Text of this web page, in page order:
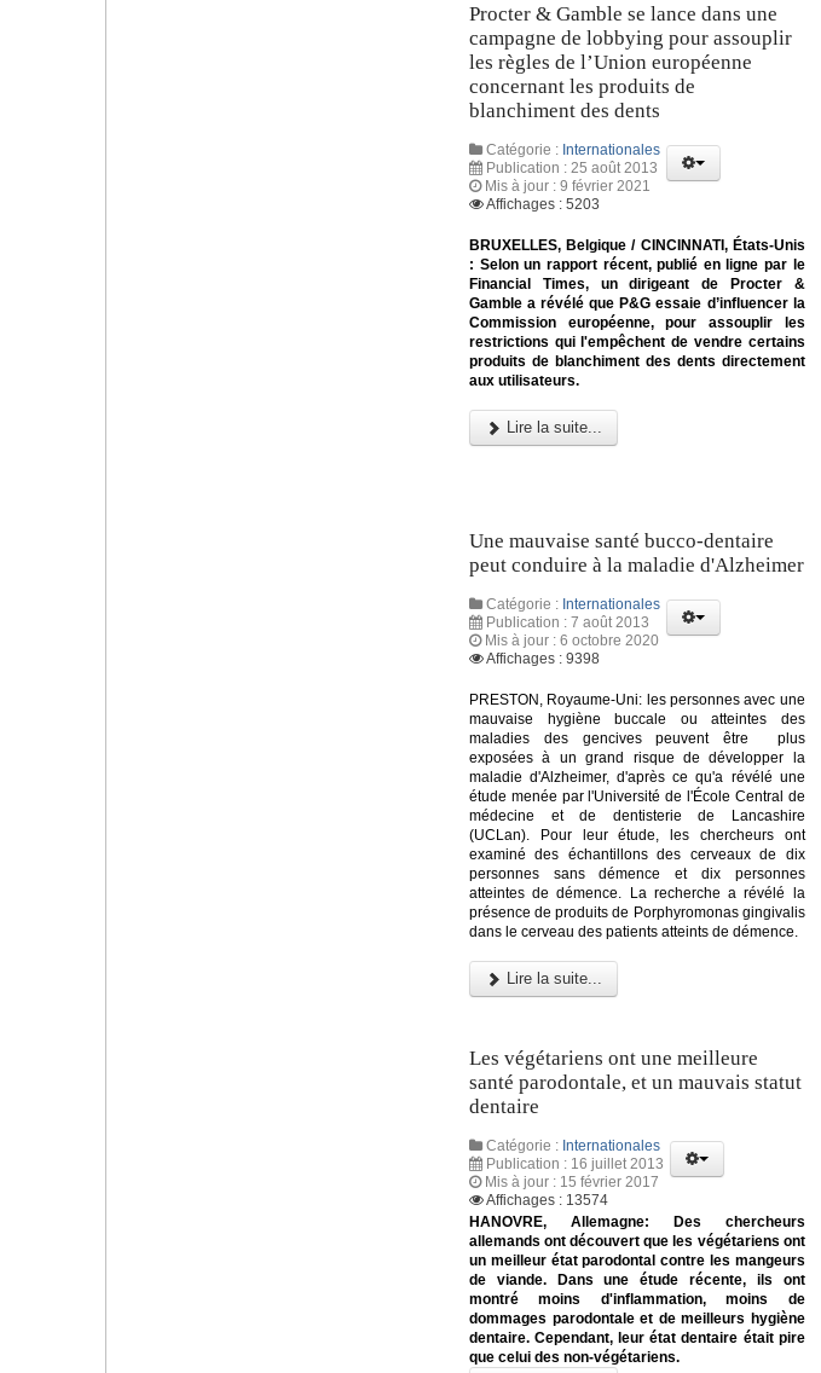
Procter & Gamble se lance dans une
campagne de lobbying pour assouplir
les règles de l’Union européenne
concernant les produits de
blanchiment des dents
Catégorie : Internationales
Publication : 25 août 2013
Mis à jour : 9 février 2021
Affichages : 5203
BRUXELLES, Belgique / CINCINNATI, États-Unis
: Selon un rapport récent, publié en ligne par le
Financial Times, un dirigeant de Procter &
Gamble a révélé que P&G essaie d’influencer la
Commission européenne, pour assouplir les
restrictions qui l'empêchent de vendre certains
produits de blanchiment des dents directement
aux utilisateurs.
Lire la suite...
Une mauvaise santé bucco-dentaire
peut conduire à la maladie d'Alzheimer
Catégorie : Internationales
Publication : 7 août 2013
Mis à jour : 6 octobre 2020
Affichages : 9398
PRESTON, Royaume-Uni: les personnes avec une
mauvaise hygiène buccale ou atteintes des
maladies des gencives peuvent être plus
exposées à un grand risque de développer la
maladie d'Alzheimer, d'après ce qu'a révélé une
étude menée par l'Université de l'École Central de
médecine et de dentisterie de Lancashire
(UCLan). Pour leur étude, les chercheurs ont
examiné des échantillons des cerveaux de dix
personnes sans démence et dix personnes
atteintes de démence. La recherche a révélé la
présence de produits de Porphyromonas gingivalis
dans le cerveau des patients atteints de démence.
Lire la suite...
Les végétariens ont une meilleure
santé parodontale, et un mauvais statut
dentaire
Catégorie : Internationales
Publication : 16 juillet 2013
Mis à jour : 15 février 2017
Affichages : 13574
HANOVRE, Allemagne: Des chercheurs
allemands ont découvert que les végétariens ont
un meilleur état parodontal contre les mangeurs
de viande. Dans une étude récente, ils ont
montré moins d'inflammation, moins de
dommages parodontale et de meilleurs hygiène
dentaire. Cependant, leur état dentaire était pire
que celui des non-végétariens.